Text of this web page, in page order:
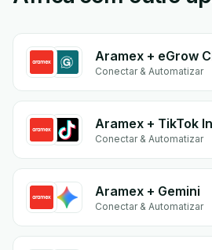
Aramex + eGrow
Conectar & Automatizar
Aramex + TikTok
Conectar & Automatizar
Aramex + Gemini
Conectar & Automatizar